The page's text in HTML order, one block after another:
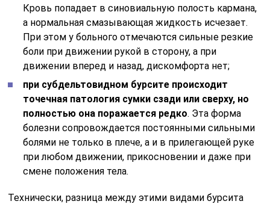
Кровь попадает в синовиальную полость кармана,
а нормальная смазывающая жидкость исчезает.
При этом у больного отмечаются сильные резкие
боли при движении рукой в сторону, а при
движении вперед и назад, дискомфорта нет;
при субдельтовидном бурсите происходит
точечная патология сумки сзади или сверху, но
полностью она поражается редко. Эта форма
болезни сопровождается постоянными сильными
болями не только в плече, а и в прилегающей руке
при любом движении, прикосновении и даже при
смене положения тела.
Технически, разница между этими видами бурсита